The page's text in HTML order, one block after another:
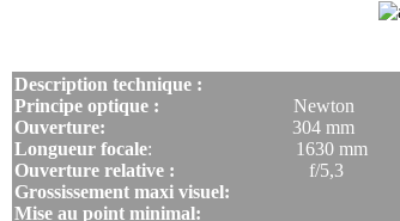
Description technique :
Principe optique : Newton
Ouverture: 304 mm
Longueur focale: 1630 mm
Ouverture relative : f/5,3
Grossissement maxi visuel:
Mise au point minimal: